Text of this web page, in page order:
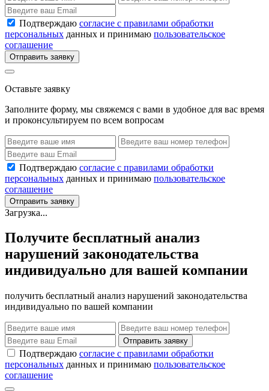
Подтверждаю согласие с правилами обработки
персональных данных и принимаю пользовательское
соглашение
Отправить заявку
Оставьте заявку
Заполните форму, мы свяжемся с вами в удобное для вас время
и проконсультируем по всем вопросам
Подтверждаю согласие с правилами обработки
персональных данных и принимаю пользовательское
соглашение
Отправить заявку
Загрузка...
Получите бесплатный анализ
нарушений законодательства
индивидуально для вашей компании
получить бесплатный анализ нарушений законодательства
индивидуально по вашей компании
Отправить заявку
Подтверждаю согласие с правилами обработки
персональных данных и принимаю пользовательское
соглашение